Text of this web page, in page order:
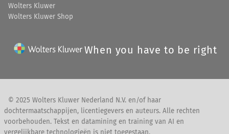
Wolters Kluwer
Wolters Kluwer Shop
When you have to be right
© 2025 Wolters Kluwer Nederland N.V. en/of haar
dochtermaatschappijen, licentiegevers en auteurs. Alle rechten
voorbehouden. Tekst en datamining en training van AI en